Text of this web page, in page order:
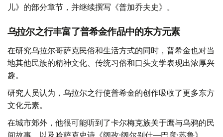
儿》的部分章节，并继续撰写《普加乔夫史》。
乌拉尔之行丰富了普希金作品中的东方元素
在研究乌拉尔哥萨克民俗和生活方式的同时，普希金也对当
地其他民族的精神文化、传统习俗和口头文学表现出浓厚兴
趣。
研究人员认为，乌拉尔之行使普希金的创作吸收了更多东方
文化元素。
在城市郊外，他很可能听到了卡尔梅克族关于鹰与乌鸦的民
间故事，以及哈萨克史诗《阔孜·阔尔别什—巴彦·苏鲁》。